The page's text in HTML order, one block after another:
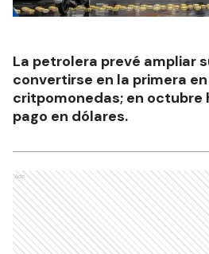
La petrolera prevé ampliar
convertirse en la primera
critpomonedas; en octubre
pago en dólares.
Ads